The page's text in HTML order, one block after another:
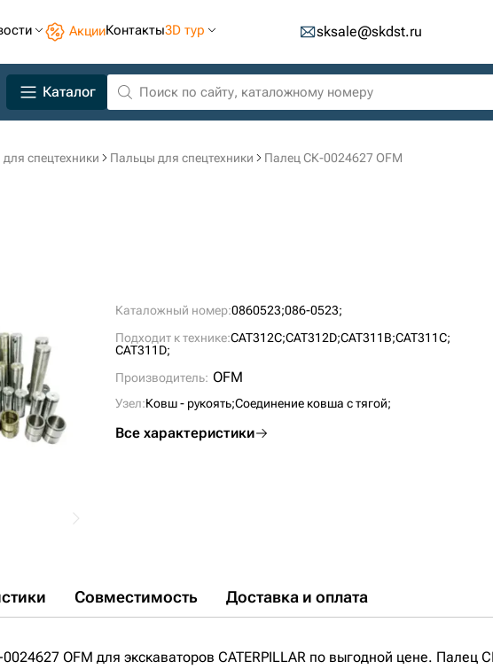
АкцииКонтакты3D тур sksale@skdst.ru
Каталог
спецтехники Пальцы для спецтехники Палец СК-0024627 OFM
Каталожный номер:0860523;086-0523;
Подходит к технике:CAT312C;CAT312D;CAT311B;CAT311C;
CAT311D;
Производитель: OFM
Узел:Ковш - рукоять;Соединение ковша с тягой;
Все характеристики
Совместимость Доставка и оплата
OFM для экскаваторов CATERPILLAR по выгодной цене. Палец